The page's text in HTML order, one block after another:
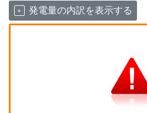
発電量の内訳を表示する